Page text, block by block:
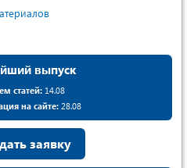
выпуск
статей: 14.08
на сайте:28.08
заявку